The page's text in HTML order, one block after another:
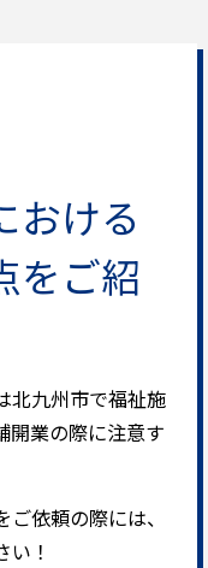
おける
をご紹
北九州市で福祉施
開業の際に注意す
依頼の際には、
！